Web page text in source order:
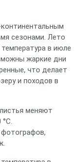
сезонами. Лето
в июле
жаркие дни
что делает
и походов в
меняют